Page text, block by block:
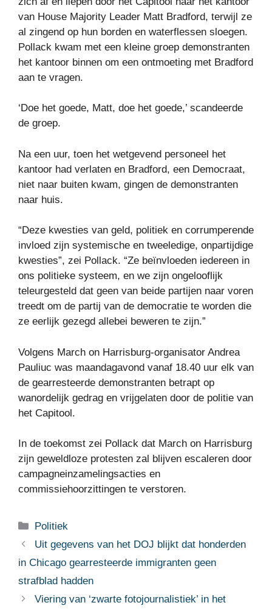
van House Majority Leader Matt Bradford, terwijl ze
al zingend op hun borden en waterflessen sloegen.
Pollack kwam met een kleine groep demonstranten
het kantoor binnen om een ​​ontmoeting met Bradford
aan te vragen.
‘Doe het goede, Matt, doe het goede,’ scandeerde
de groep.
Na een uur, toen het wetgevend personeel het
kantoor had verlaten en Bradford, een Democraat,
niet naar buiten kwam, gingen de demonstranten
naar huis.
“Deze kwesties van geld, politiek en corrumperende
invloed zijn systemische en tweeledige, onpartijdige
kwesties”, zei Pollack. “Ze beïnvloeden iedereen in
ons politieke systeem, en we zijn ongelooflijk
teleurgesteld dat geen van beide partijen naar voren
treedt om de partij van de democratie te worden die
ze eerlijk gezegd allebei beweren te zijn.”
Volgens March on Harrisburg-organisator Andrea
Pauliuc was maandagavond vanaf 18.40 uur elk van
de gearresteerde demonstranten betrapt op
wanordelijk gedrag en vrijgelaten door de politie van
het Capitool.
In de toekomst zei Pollack dat March on Harrisburg
zijn geweldloze protesten zal blijven escaleren door
campagneinzamelingsacties en
commissiehoorzittingen te verstoren.
Categorieën
Politiek
Uit gegevens van het DOJ blijkt dat honderden
in Chicago gearresteerde immigranten geen
strafblad hadden
Viering van ‘zwarte fotojournalistiek’ in het